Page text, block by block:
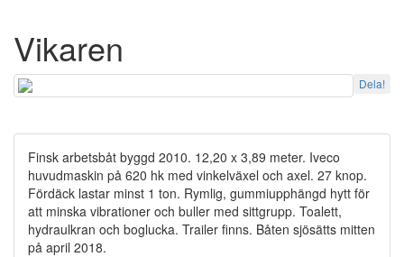
Vikaren
Dela!
Finsk arbetsbåt byggd 2010. 12,20 x 3,89 meter. Iveco
huvudmaskin på 620 hk med vinkelväxel och axel. 27 knop.
Fördäck lastar minst 1 ton. Rymlig, gummiupphängd hytt för
att minska vibrationer och buller med sittgrupp. Toalett,
hydraulkran och boglucka. Trailer finns. Båten sjösätts mitten
på april 2018.